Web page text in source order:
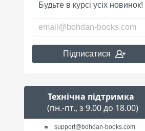
Будьте в курсі усіх новинок!
Підписатися
Технічна підтримка
(пн.-пт., з 9.00 до 18.00)
support@bohdan-books.com